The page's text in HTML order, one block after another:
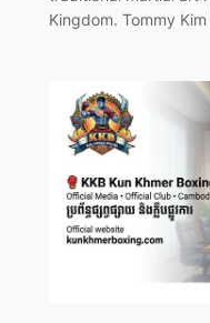
Kingdom. Tommy Kim